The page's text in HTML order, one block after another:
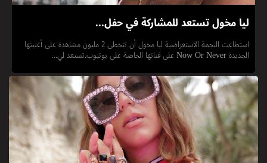
ليا مخول تستعد للمشاركة في حفل...
استطاعت النجمة الاستعراضية ليا مخول أن تتخطى 2 مليون مشاهدة على أغنيتها
الجديدة Now Or Never على قناتها الخاصة على يوتيوب.تستعد لي...